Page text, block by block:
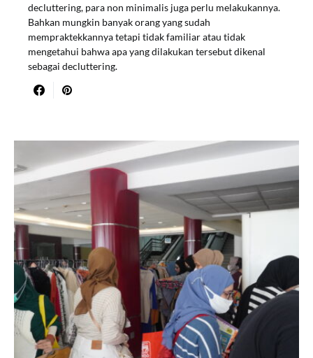
decluttering, para non minimalis juga perlu melakukannya.
Bahkan mungkin banyak orang yang sudah
mempraktekkannya tetapi tidak familiar atau tidak
mengetahui bahwa apa yang dilakukan tersebut dikenal
sebagai decluttering.